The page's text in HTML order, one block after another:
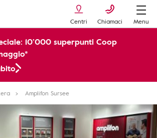
Centri Chiamaci Menu
10’000 superpunti Coop
Amplifon Sursee